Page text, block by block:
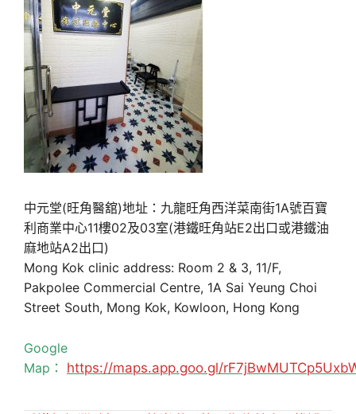
中元堂(旺角醫舘)地址：九龍旺角西洋菜南街1A號百寶
利商業中心11樓02及03室(港鐵旺角站E2出口或港鐵油
麻地站A2出口)
Mong Kok clinic address: Room 2 & 3, 11/F,
Pakpolee Commercial Centre, 1A Sai Yeung Choi
Street South, Mong Kok, Kowloon, Hong Kong
Google
Map： https://maps.app.goo.gl/